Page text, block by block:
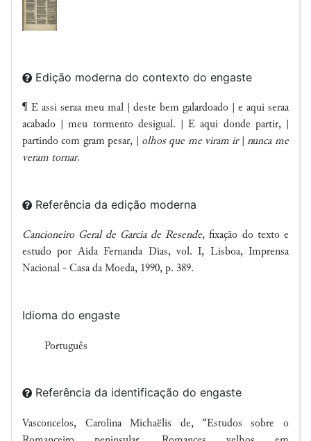
Edição moderna do contexto do engaste
¶ E assi seraa meu mal | deste bem galardoado | e aqui seraa
acabado | meu tormento desigual. | E aqui donde partir, |
partindo com gram pesar, | olhos que me viram ir| nunca me
veram tornar.
Referência da edição moderna
Cancioneiro Geral de Garcia de Resende, fixação do texto e
estudo por Aida Fernanda Dias, vol. I, Lisboa, Imprensa
Nacional - Casa da Moeda, 1990, p. 389.
Idioma do engaste
Português
Referência da identificação do engaste
Vasconcelos, Carolina Michaëlis de, “Estudos sobre o